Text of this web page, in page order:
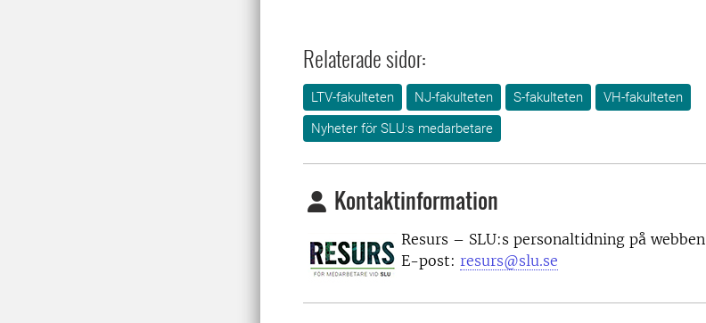
Relaterade sidor:
LTV-fakulteten NJ-fakulteten S-fakulteten
VH-fakulteten
Nyheter för SLU:s medarbetare
Kontaktinformation
Resurs – SLU:s personaltidning på webben
E-post: resurs@slu.se